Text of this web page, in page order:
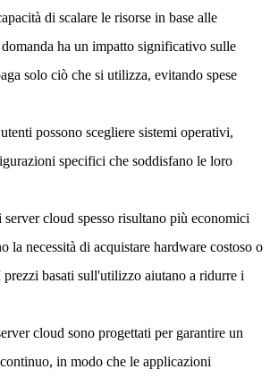
di scalare le risorse in base alle
ha un impatto significativo sulle
solo ciò che si utilizza, evitando spese
possono scegliere sistemi operativi,
specifici che soddisfano le loro
server cloud spesso risultano più economici
la necessità di acquistare hardware costoso o
basati sull'utilizzo aiutano a ridurre i
cloud sono progettati per garantire un
in modo che le applicazioni